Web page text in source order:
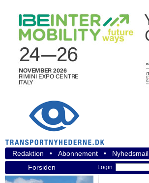
Redaktion • Abonnement • Nyhedsmail
Forsiden
Login